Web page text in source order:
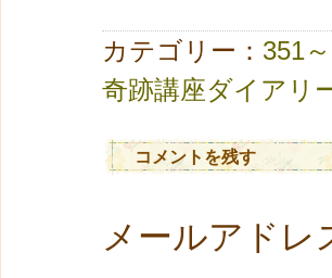
カテゴリー： 351
奇跡講座ダイアリ
コメントを残す
メールアド